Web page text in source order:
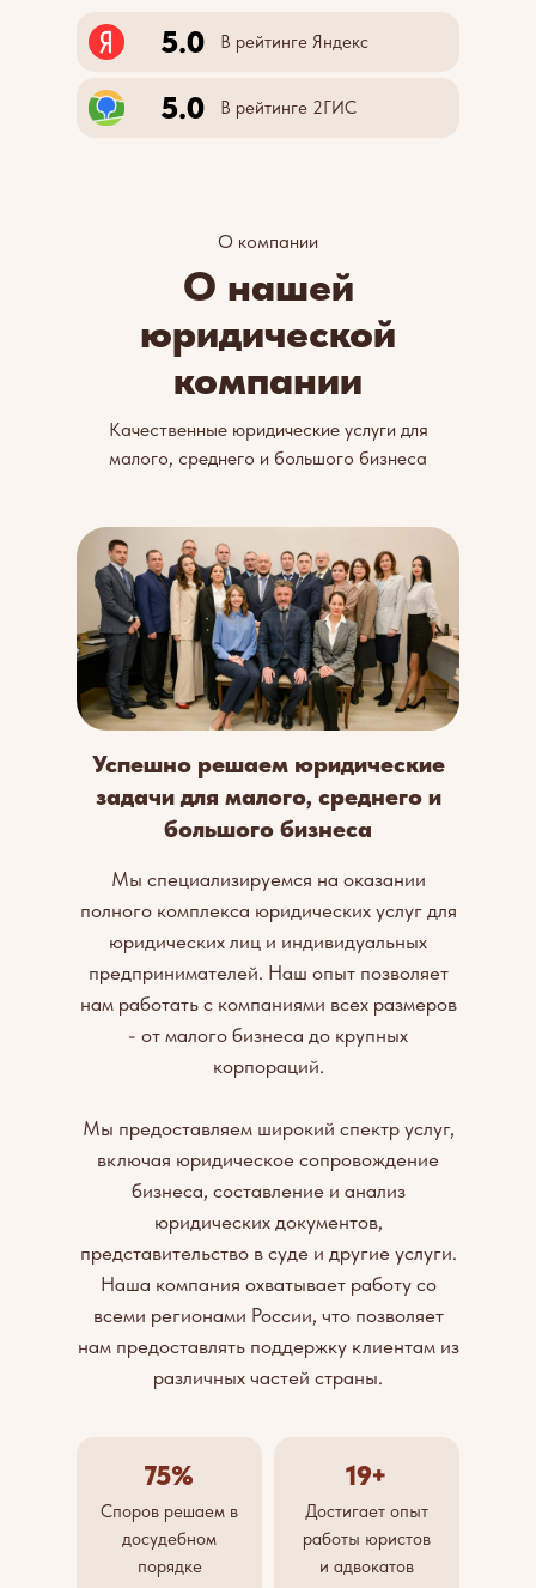
5.0
5.0
В рейтинге 2ГИС
В рейтинге Яндекс
О нашей
юридической
компании
О компании
Качественные юридические услуги для
малого, среднего и большого бизнеса
Успешно решаем юридические
задачи для малого, среднего и
большого бизнеса
Мы специализируемся на оказании
полного комплекса юридических услуг для
юридических лиц и индивидуальных
предпринимателей. Наш опыт позволяет
нам работать с компаниями всех размеров
- от малого бизнеса до крупных
корпораций.
Мы предоставляем широкий спектр услуг,
включая юридическое сопровождение
бизнеса, составление и анализ
юридических документов,
представительство в суде и другие услуги.
Наша компания охватывает работу со
всеми регионами России, что позволяет
нам предоставлять поддержку клиентам из
различных частей страны.
75%
Споров решаем в
досудебном
порядке
19+
Достигает опыт
работы юристов
и адвокатов